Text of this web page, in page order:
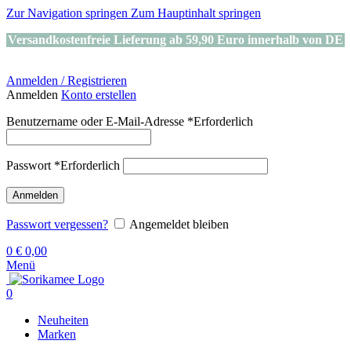
Zur Navigation springen Zum Hauptinhalt springen
Versandkostenfreie Lieferung ab 59,90 Euro innerhalb von DE
Anmelden / Registrieren
Anmelden Konto erstellen
Benutzername oder E-Mail-Adresse *Erforderlich
Passwort *Erforderlich
Anmelden
Passwort vergessen?
Angemeldet bleiben
0 € 0,00
Menü
0
Neuheiten
Marken